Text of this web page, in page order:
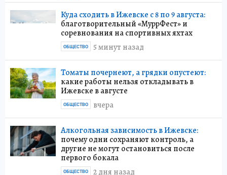
Куда сходить в Ижевске с 8 по 9 августа:
благотворительный «МуррФест» и
соревнования на спортивных яхтах
5 минут назад
ОБЩЕСТВО
Томаты почернеют, а грядки опустеют:
какие работы нельзя откладывать в
Ижевске в августе
вчера
ОБЩЕСТВО
Алкогольная зависимость в Ижевске:
почему одни сохраняют контроль, а
другие не могут остановиться после
первого бокала
2 дня назад
ОБЩЕСТВО